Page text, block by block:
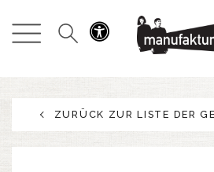
GESCHEHEN
ANGEBOTE
ZURÜCK ZUR LISTE DER